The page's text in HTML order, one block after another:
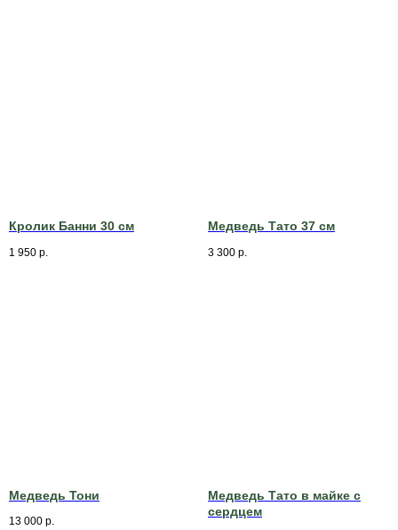
Кролик Банни 30 см
1 950 р.
Медведь Тато 37 см
3 300 р.
Медведь Тони
13 000 р.
Медведь Тато в майке с
сердцем